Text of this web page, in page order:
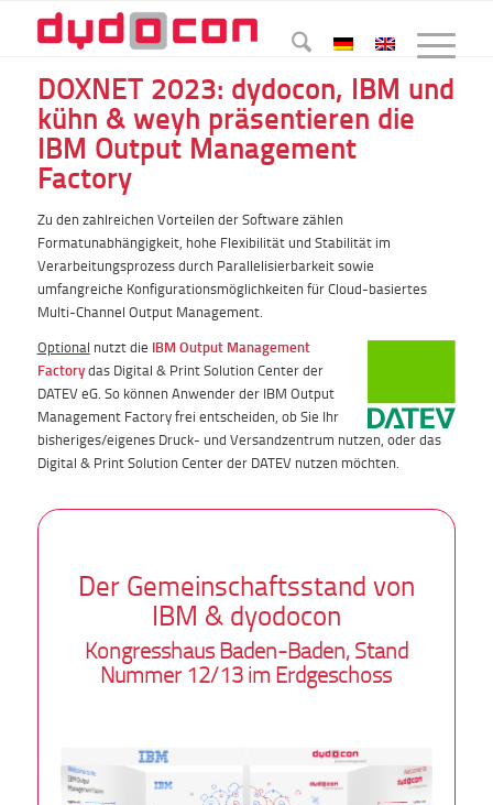
DOXNET 2023: dydocon, IBM und
kühn & weyh präsentieren die
IBM Output Management
Factory
Zu den zahlreichen Vorteilen der Software zählen
Formatunabhängigkeit, hohe Flexibilität und Stabilität im
Verarbeitungsprozess durch Parallelisierbarkeit sowie
umfangreiche Konfigurationsmöglichkeiten für Cloud-basiertes
Multi-Channel Output Management.
Optional nutzt die IBM Output Management
Factorydas Digital & Print Solution Center der
DATEV eG. So können Anwender der IBM Output
Management Factory frei entscheiden, ob Sie Ihr
bisheriges/eigenes Druck- und Versandzentrum nutzen, oder das
Digital & Print Solution Center der DATEV nutzen möchten.
Der Gemeinschaftsstand von
IBM & dyodocon
Kongresshaus Baden-Baden, Stand
Nummer 12/13 im Erdgeschoss